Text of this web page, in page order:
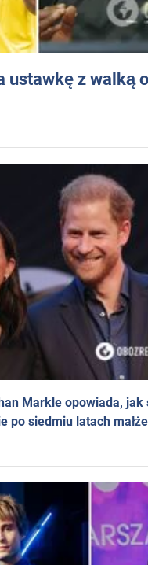
ustawkę z walką
Markle opowiada, jak
po siedmiu latach